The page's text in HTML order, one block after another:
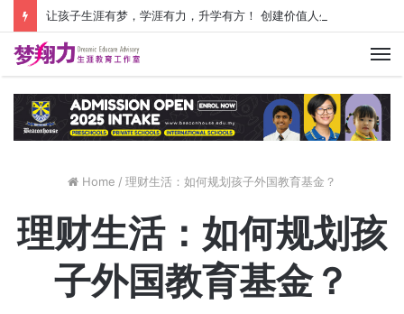
Home / 理财生活：如何规划孩子外国教育基金？
理财生活：如何规划孩
子外国教育基金？